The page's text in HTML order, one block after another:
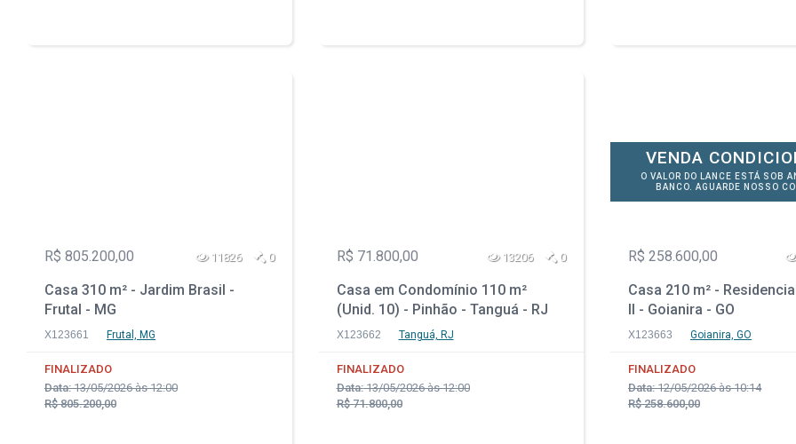
R$ 805.200,00 11826 0
Casa 310 m² - Jardim Brasil -
Frutal - MG
X123661 Frutal, MG
FINALIZADO
Data:13/05/2026 às 12:00
R$ 805.200,00
R$ 71.800,00 13206 0
Casa em Condomínio 110 m²
(Unid. 10) - Pinhão - Tanguá - RJ
X123662 Tanguá, RJ
FINALIZADO
Data:13/05/2026 às 12:00
R$ 71.800,00
VENDA
O VALOR DO LANCE ESTÁ SOB
BANCO. AGUARDE NOSSO
R$ 258.600,00
Casa 210 m² -
II - Goianira - GO
X123663 Goianira, GO
FINALIZADO
Data:12/05/2026 às 10:14
R$ 258.600,00